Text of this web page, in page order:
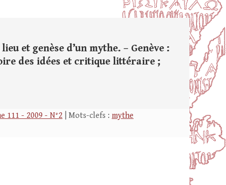
et genèse d’un mythe. – Genève :
des idées et critique littéraire ;
111 - 2009 - N°2 | Mots-clefs : mythe